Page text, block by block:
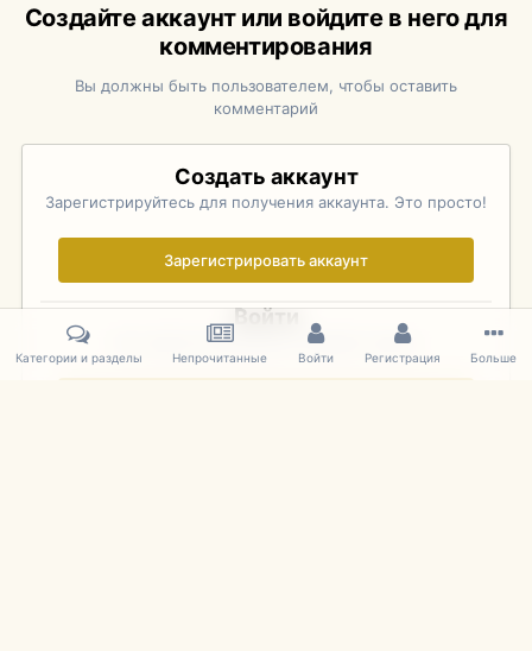
Создайте аккаунт или войдите в него для
комментирования
Вы должны быть пользователем, чтобы оставить
комментарий
Создать аккаунт
Зарегистрируйтесь для получения аккаунта. Это просто!
Зарегистрировать аккаунт
Войти
Уже зарегистрированы? Войдите здесь.
Категории и разделы Непрочитанные Войти Регистрация Больше